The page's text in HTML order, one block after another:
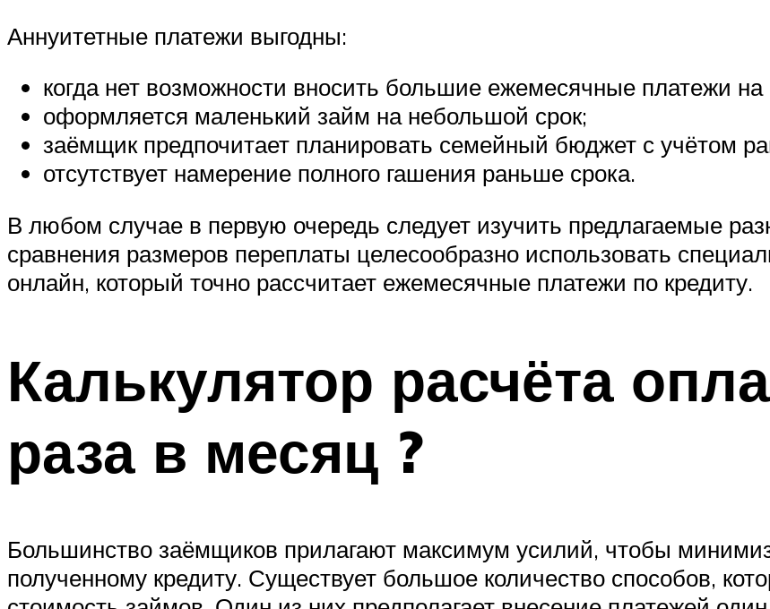
Аннуитетные платежи выгодны:
когда нет возможности вносить большие ежемесячные платежи
оформляется маленький займ на небольшой срок;
заёмщик предпочитает планировать семейный бюджет с учётом
отсутствует намерение полного гашения раньше срока.
В любом случае в первую очередь следует изучить предлагаемые
сравнения размеров переплаты целесообразно использовать
онлайн, который точно рассчитает ежемесячные платежи по кредиту.
Калькулятор расчёта
раза в месяц ?
Большинство заёмщиков прилагают максимум усилий, чтобы
полученному кредиту. Существует большое количество способов,